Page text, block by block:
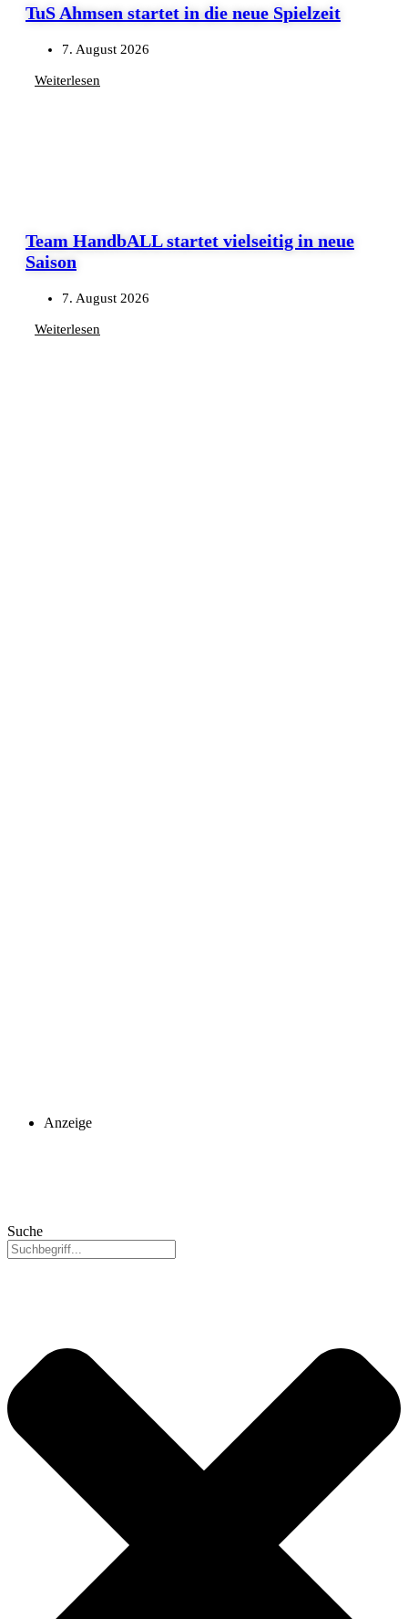
TuS Ahmsen startet in die neue Spielzeit
7. August 2026
Weiterlesen
Team HandbALL startet vielseitig in neue
Saison
7. August 2026
Weiterlesen
Anzeige
Suche